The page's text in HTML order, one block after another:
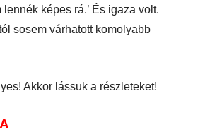
lennék képes rá.’ És igaza volt.
sosem várhatott komolyabb
Akkor lássuk a részleteket!